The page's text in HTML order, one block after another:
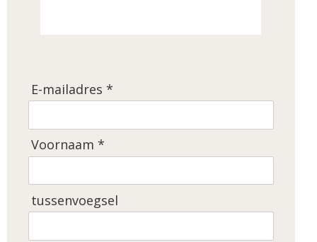
E-mailadres *
Voornaam *
tussenvoegsel